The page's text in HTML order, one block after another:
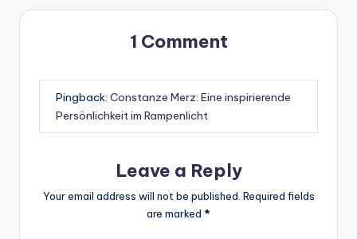
1 Comment
Pingback: Constanze Merz: Eine inspirierende
Persönlichkeit im Rampenlicht
Leave a Reply
Your email address will not be published. Required fields
are marked *